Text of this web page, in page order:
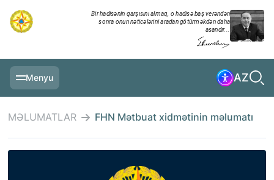
Bir hadisənin qarşısını almaq, o hadisə baş verəndən
sonra onun nəticələrini aradan götürməkdən daha
asandır...
Menyu AZ
MƏLUMATLAR FHN Mətbuat xidmətinin məlumatı